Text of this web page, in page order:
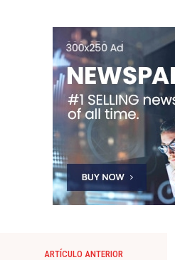
ARTÍCULO ANTERIOR